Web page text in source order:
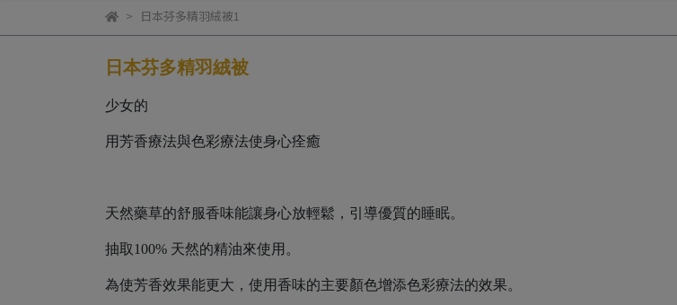
日本芬多精羽絨被1
日本芬多精羽絨被
少女的
用芳香療法與色彩療法使身心痊癒
天然藥草的舒服香味能讓身心放輕鬆，引導優質的睡眠。
抽取100% 天然的精油來使用。
為使芳香效果能更大，使用香味的主要顏色增添色彩療法的效果。